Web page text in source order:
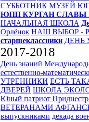
СУББОТНИК МУЗЕЙ
ЮПП КУРГАН СЛАВЫ
НАЧАЛЬНАЯ ШКОЛА
Орлёнок НАШ ВЫБОР -
старшеклассники ДЕНЬ
2017-2018
День знаний
естественно-
УТРЕННИКИ ЕСТЬ
ДВЕРЕЙ ШКОЛА
Юный патриот
ВЕТЕРАНАМИ
выпускниками декада